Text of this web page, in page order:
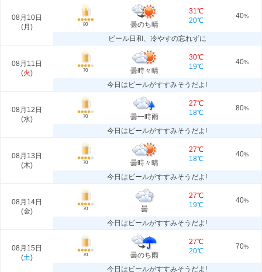
08月10日
(月 ) 80 曇のち晴
31℃
20℃
40%
ビール日和、冷やすの忘れずに
08月11日
(火) 70 曇時々晴
30℃
19℃
40%
今日はビールがすすみそうだよ!
08月12日
(水) 70 曇一時雨
27℃
18℃
80%
今日はビールがすすみそうだよ!
08月13日
(木) 70 曇時々晴
27℃
18℃
40%
今日はビールがすすみそうだよ!
08月14日
(金) 70 曇
27℃
19℃
40%
今日はビールがすすみそうだよ!
08月15日
(土) 70 曇のち雨
27℃
20℃
70%
今日はビールがすすみそうだよ!